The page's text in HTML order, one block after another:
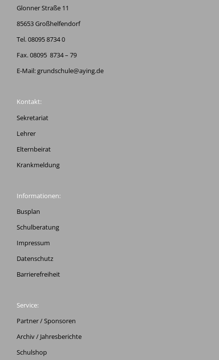
Glonner Straße 11
85653 Großhelfendorf
Tel. 08095 8734 0
Fax. 08095 8734 – 79
E-Mail:grundschule@aying.de
Kontakt:
Sekretariat
Lehrer
Elternbeirat
Krankmeldung
Informationen:
Busplan
Schulberatung
Impressum
Datenschutz
Barrierefreiheit
Service:
Partner / Sponsoren
Archiv / Jahresberichte
Schulshop